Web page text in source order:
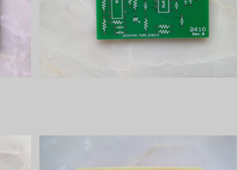
¥1,200